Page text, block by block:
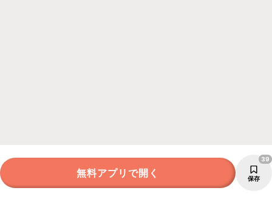
無料アプリで開く 保存
39